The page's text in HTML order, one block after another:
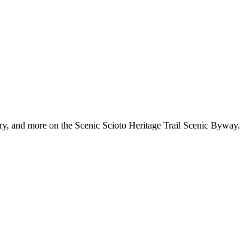
and more on the Scenic Scioto Heritage Trail Scenic Byway.